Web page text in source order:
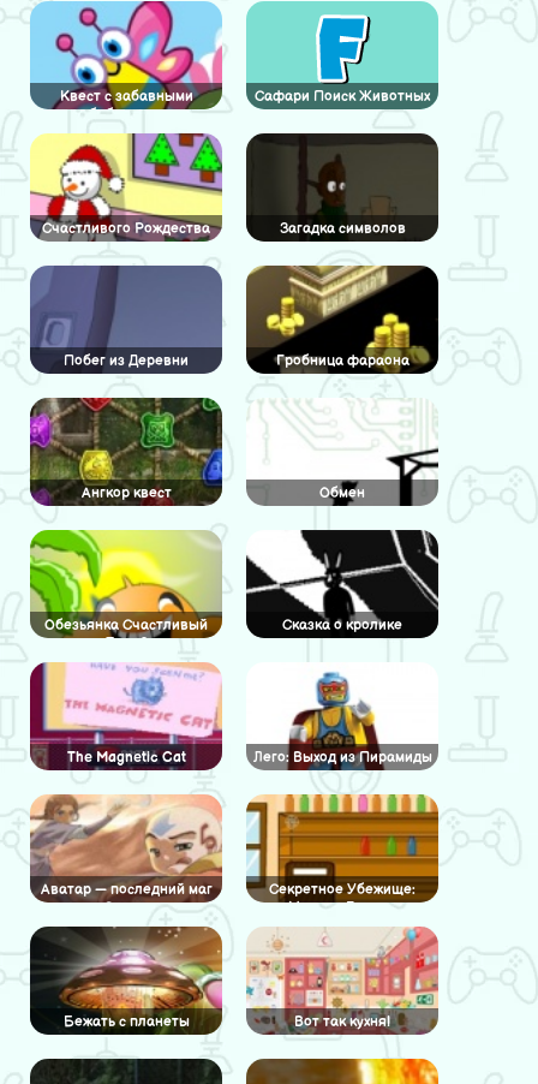
Квест с забавными
бабочками
Сафари Поиск Животных
Счастливого Рождества Загадка символов
Побег из Деревни Гробница фараона
Ангкор квест Обмен
Обезьянка Счастливый
Путь 3
Сказка о кролике
The Magnetic Cat Лего: Выход из Пирамиды
Аватар — последний маг
воздуха: Скрытые числа
Секретное Убежище:
Медная Голова
Бежать с планеты
инопланетян
Вот так кухня!